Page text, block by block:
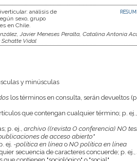
análisis de
sexo, grupo
en Chile.
Javier Meneses Peralta, Catalina Antonia
Vidal
y minúsculas
los términos en consulta, serán devueltos
que contengan cualquier término; p. ej.,
p. ej., archivo ((revista O conferencia) NO
de acceso abierto"
ej. -política en líneaoNO política en línea
secuencia de caracteres concuerde; p. ej.,